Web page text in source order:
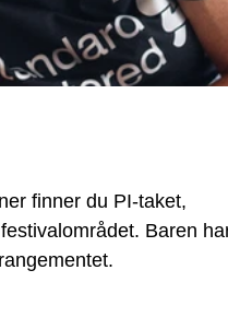
finner du PI-taket,
Baren